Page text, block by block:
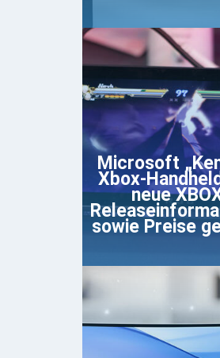
Microsoft
Xbox-
neue
sowie Preise